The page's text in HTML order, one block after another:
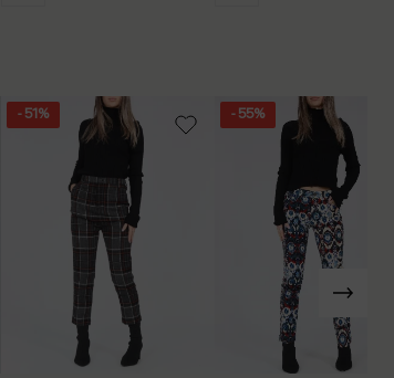
- 51% - 55%